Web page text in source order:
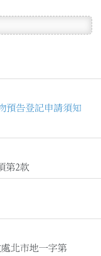
預告登記申請須知
第2款
北市地一字第